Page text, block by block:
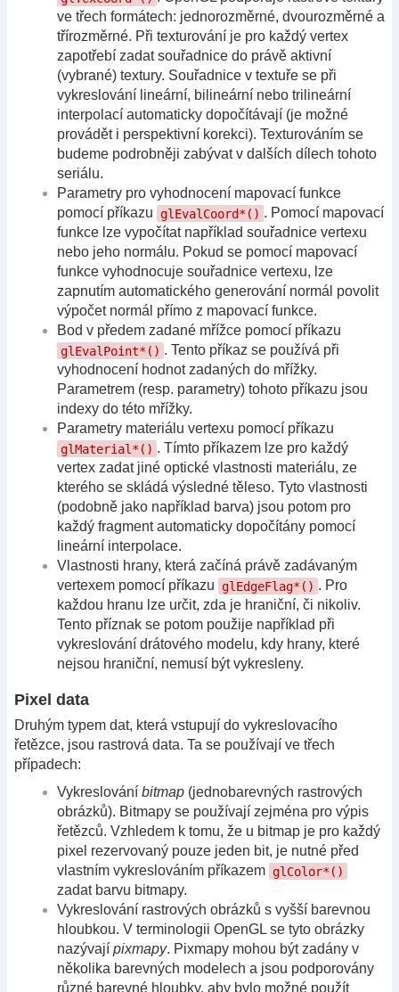
ve třech formátech: jednorozměrné, dvourozměrné a
třírozměrné. Při texturování je pro každý vertex
zapotřebí zadat souřadnice do právě aktivní
(vybrané) textury. Souřadnice v textuře se při
vykreslování lineární, bilineární nebo trilineární
interpolací automaticky dopočítávají (je možné
provádět i perspektivní korekci). Texturováním se
budeme podrobněji zabývat v dalších dílech tohoto
seriálu.
Parametry pro vyhodnocení mapovací funkce
pomocí příkazu
glEvalCoord*() . Pomocí mapovací
funkce lze vypočítat například souřadnice vertexu
nebo jeho normálu. Pokud se pomocí mapovací
funkce vyhodnocuje souřadnice vertexu, lze
zapnutím automatického generování normál povolit
výpočet normál přímo z mapovací funkce.
Bod v předem zadané mřížce pomocí příkazu
glEvalPoint*() . Tento příkaz se používá při
vyhodnocení hodnot zadaných do mřížky.
Parametrem (resp. parametry) tohoto příkazu jsou
indexy do této mřížky.
Parametry materiálu vertexu pomocí příkazu
glMaterial*() . Tímto příkazem lze pro každý
vertex zadat jiné optické vlastnosti materiálu, ze
kterého se skládá výsledné těleso. Tyto vlastnosti
(podobně jako například barva) jsou potom pro
každý fragment automaticky dopočítány pomocí
lineární interpolace.
Vlastnosti hrany, která začíná právě zadávaným
vertexem pomocí příkazu
glEdgeFlag*() . Pro
každou hranu lze určit, zda je hraniční, či nikoliv.
Tento příznak se potom použije například při
vykreslování drátového modelu, kdy hrany, které
nejsou hraniční, nemusí být vykresleny.
Pixel data
Druhým typem dat, která vstupují do vykreslovacího
řetězce, jsou rastrová data. Ta se používají ve třech
případech:
Vykreslování bitmap (jednobarevných rastrových
obrázků). Bitmapy se používají zejména pro výpis
řetězců. Vzhledem k tomu, že u bitmap je pro každý
pixel rezervovaný pouze jeden bit, je nutné před
vlastním vykreslováním příkazem glColor*()
zadat barvu bitmapy.
Vykreslování rastrových obrázků s vyšší barevnou
hloubkou. V terminologii OpenGL se tyto obrázky
nazývají pixmapy. Pixmapy mohou být zadány v
několika barevných modelech a jsou podporovány
různé barevné hloubky, aby bylo možné použít